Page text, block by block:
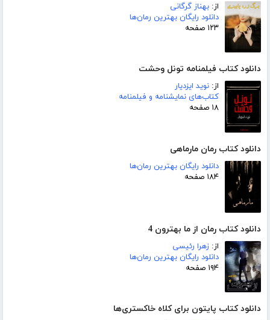
از: بهناز گرگانی
دانلود رایگان بهترین رمان‌ها
۱۲۳ صفحه
دانلود کتاب فیلمنامه تونل وحشت
از: نوید ایزدیار
کتاب‌های نمایشنامه و فیلمنامه
۱۸ صفحه
دانلود کتاب رمان مارماهی
دانلود رایگان بهترین رمان‌ها
۱۸۴ صفحه
دانلود کتاب رمان از ما بهترون 4
از: زهرا رئیسی
دانلود رایگان بهترین رمان‌ها
۱۹۴ صفحه
دانلود کتاب پایتون برای کلاه خاکستری‌ها